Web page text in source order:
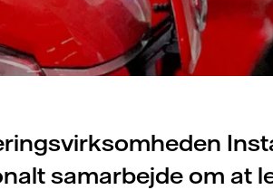
samarbejde om at